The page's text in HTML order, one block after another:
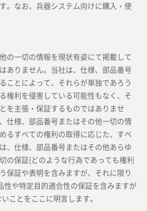
。なお、兵器システム向けに購入・使
の一切の情報を現状有姿にて掲載して
ありません。当社は、仕様、部品番号
ことによって、それらが単独であろう
権利を侵害している可能性もなく、そ
を主張・保証するものではありませ
仕様、部品番号またはその他一切の情
るすべての権利の取得に応じた、すべ
、仕様、部品番号またはその他あらゆ
の保証(どのような行為であっても権利
保証や表明を含みますが、それに限り
性や特定目的適合性の保証を含みますが
ことをここに明言します。